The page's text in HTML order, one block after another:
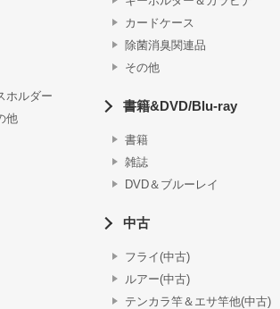
ホルダー
他
カードケース
除菌消臭関連品
その他
書籍&DVD/Blu-ray
書籍
雑誌
DVD＆ブルーレイ
中古
フライ(中古)
ルアー(中古)
テンカラ竿＆エサ竿他(中古)